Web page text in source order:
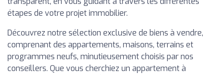
étapes de votre projet immobilier.
Découvrez notre sélection exclusive de biens à vendre,
comprenant des appartements, maisons, terrains et
programmes neufs, minutieusement choisis par nos
conseillers. Que vous cherchiez un appartement à